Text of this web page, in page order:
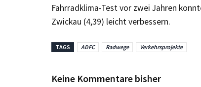
Fahrradklima-Test vor zwei Jahren
Zwickau (4,39) leicht verbessern.
TAGS ADFC Radwege Verkehrsprojekte
Keine Kommentare bisher